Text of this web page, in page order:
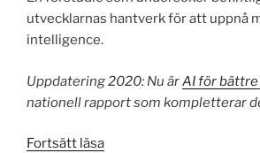
utvecklarnas hantverk för att uppnå
intelligence.
Uppdatering 2020: Nu ärAI för bättre
nationell rapport som kompletterar
Fortsätt läsa”AI